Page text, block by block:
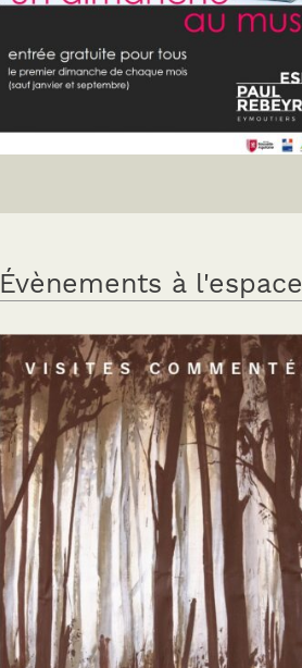
Évènements à l'espace